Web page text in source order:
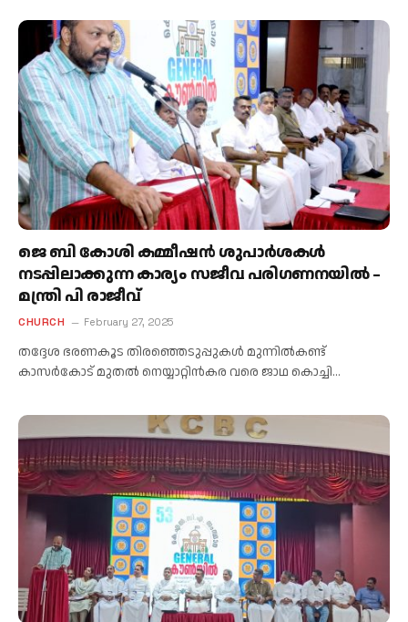
ജെ ബി കോശി കമ്മീഷൻ ശുപാർശകൾ
നടപ്പിലാക്കുന്ന കാര്യം സജീവ പരിഗണനയിൽ –
മന്ത്രി പി രാജീവ്
CHURCH February 27, 2025
തദ്ദേശ ഭരണകൂട തിരഞ്ഞെടുപ്പുകൾ മുന്നിൽകണ്ട്
കാസർകോട് മുതൽ നെയ്യാറ്റിൻകര വരെ ജാഥ കൊച്ചി…